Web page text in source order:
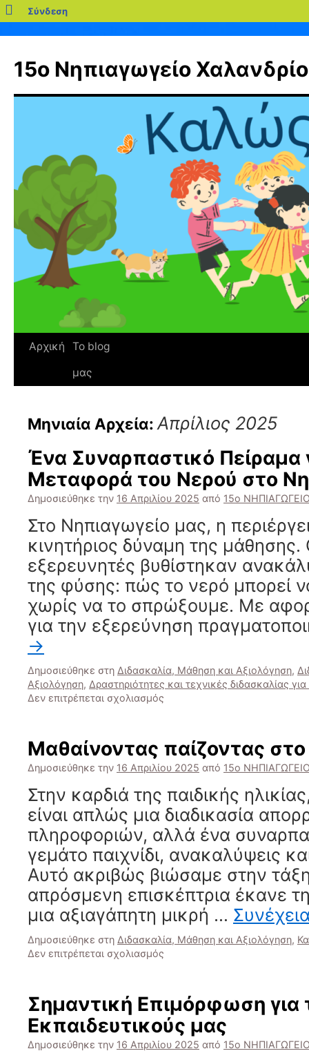
blogs.sch.gr
Σύνδεση
περιεχόμενο
15ο Νηπιαγωγείο
Αρχική
Το blog
μας
Μηνιαία Αρχεία: Απρίλιος 2025
Ένα Συναρπαστικό Πείραμα
Μεταφορά του Νερού στο
Δημοσιεύθηκε την 16 Απριλίου 2025 από 15ο
Στο Νηπιαγωγείο μας, η
κινητήριος δύναμη της μάθησης.
εξερευνητές βυθίστηκαν
της φύσης: πώς το νερό μπορεί
χωρίς να το σπρώξουμε. Με
για την εξερεύνηση
→
Δημοσιεύθηκε στη Διδασκαλία, Μάθηση και Αξιολόγηση,
Αξιολόγηση, Δραστηριότητες και τεχνικές διδασκαλίας
Δεν επιτρέπεται σχολιασμός
Πείραμα
για
τη
του
Νερού
στο
Νηπιαγωγείο
Μαθαίνοντας παίζοντας
Δημοσιεύθηκε την 16 Απριλίου 2025 από 15ο
Στην καρδιά της παιδικής
είναι απλώς μια διαδικασία
πληροφοριών, αλλά ένα
γεμάτο παιχνίδι, ανακαλύψεις
Αυτό ακριβώς βιώσαμε στην
απρόσμενη επισκέπτρια έκανε
μια αξιαγάπητη μικρή …
Δημοσιεύθηκε στη Διδασκαλία, Μάθηση και Αξιολόγηση,
Δεν επιτρέπεται σχολιασμός
Νηπιαγωγείο
Σημαντική Επιμόρφωση για
Εκπαιδευτικούς μας
Δημοσιεύθηκε την 16 Απριλίου 2025 από 15ο